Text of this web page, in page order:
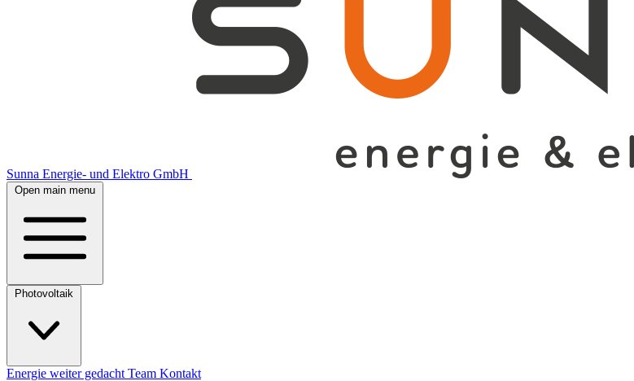
Sunna Energie- und Elektro GmbH
Open main menu
Photovoltaik
Energie weiter gedacht Team Kontakt